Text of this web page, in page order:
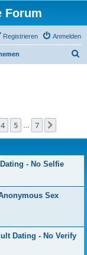
Forum
Anmelden
Registrieren
4 5 7
- No Selfie
Sex
Dating - No Verify